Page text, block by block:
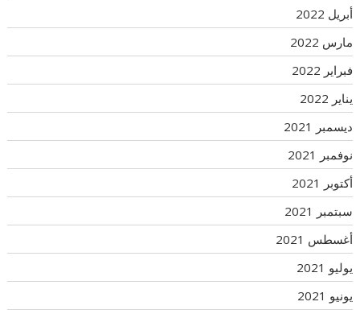
أبريل 2022
مارس 2022
فبراير 2022
يناير 2022
ديسمبر 2021
نوفمبر 2021
أكتوبر 2021
سبتمبر 2021
أغسطس 2021
يوليو 2021
يونيو 2021